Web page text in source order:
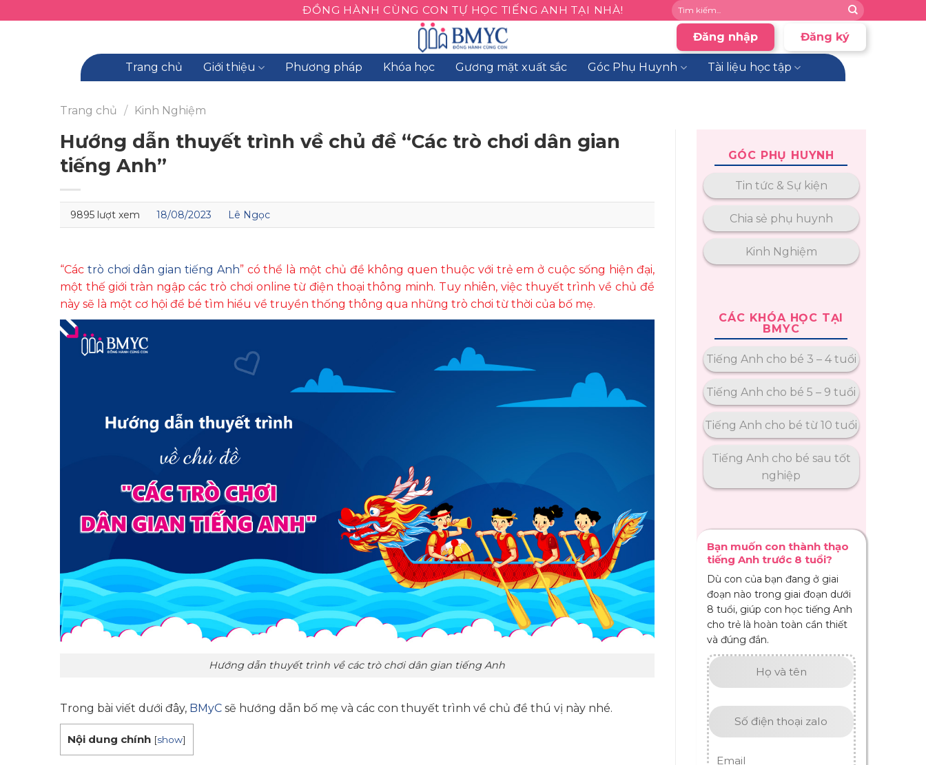
ĐỒNG HÀNH CÙNG CON TỰ HỌC TIẾNG ANH TẠI NHÀ!
Đăng nhập Đăng ký
Trang chủ Giới thiệu Phương pháp Khóa học Gương mặt xuất sắc Góc Phụ Huynh Tài liệu học tập
Trang chủ / Kinh Nghiệm
Hướng dẫn thuyết trình về chủ đề “Các trò chơi dân gian
tiếng Anh”
9895 lượt xem 18/08/2023 Lê Ngọc
“Các trò chơi dân gian tiếng Anh”có thể là một chủ đề không quen thuộc với trẻ em ở cuộc sống hiện đại,
một thế giới tràn ngập các trò chơi online từ điện thoại thông minh. Tuy nhiên, việc thuyết trình về chủ đề
này sẽ là một cơ hội để bé tìm hiểu về truyền thống thông qua những trò chơi từ thời của bố mẹ.
Hướng dẫn thuyết trình về các trò chơi dân gian tiếng Anh
Trong bài viết dưới đây, BMyC sẽ hướng dẫn bố mẹ và các con thuyết trình về chủ đề thú vị này nhé.
Nội dung chính [show]
GÓC PHỤ HUYNH
Tin tức & Sự kiện
Chia sẻ phụ huynh
Kinh Nghiệm
CÁC KHÓA HỌC TẠI
BMYC
Tiếng Anh cho bé 3 – 4 tuổi
Tiếng Anh cho bé 5 – 9 tuổi
Tiếng Anh cho bé từ 10 tuổi
Tiếng Anh cho bé sau tốt
nghiệp
Bạn muốn con thành thạo
tiếng Anh trước 8 tuổi?
Dù con của bạn đang ở giai
đoạn nào trong giai đoạn dưới
8 tuổi, giúp con học tiếng Anh
cho trẻ là hoàn toàn cần thiết
và đúng đắn.